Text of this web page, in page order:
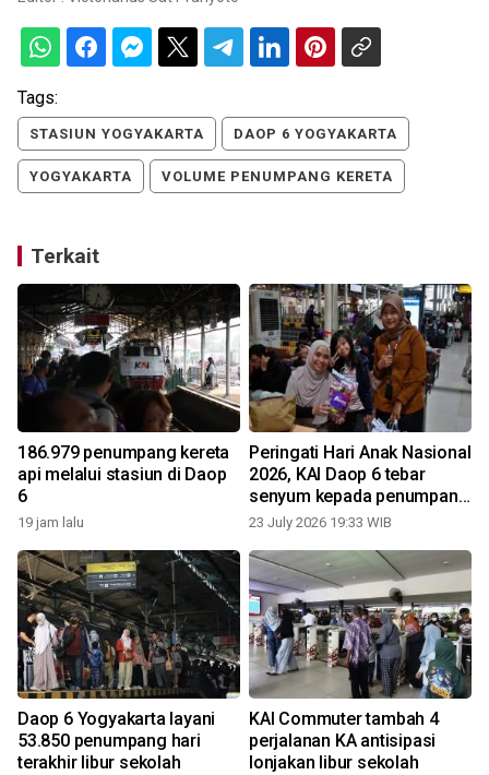
Tags:
STASIUN YOGYAKARTA DAOP 6 YOGYAKARTA
YOGYAKARTA VOLUME PENUMPANG KERETA
Terkait
186.979 penumpang kereta
api melalui stasiun di Daop
6
19 jam lalu
Peringati Hari Anak Nasional
2026, KAI Daop 6 tebar
senyum kepada penumpang
cilik di Stasiun Yogyakarta
23 July 2026 19:33 WIB
Daop 6 Yogyakarta layani
53.850 penumpang hari
terakhir libur sekolah
KAI Commuter tambah 4
perjalanan KA antisipasi
lonjakan libur sekolah